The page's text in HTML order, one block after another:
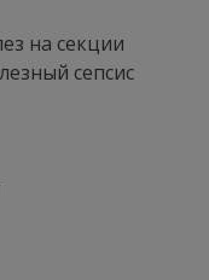
на секции
сепсис